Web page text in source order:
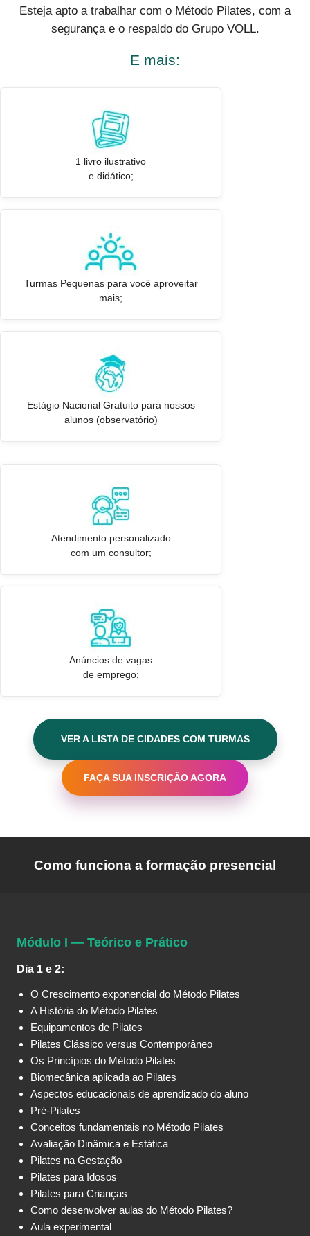
Esteja apto a trabalhar com o Método Pilates, com a
segurança e o respaldo do Grupo VOLL.
E mais:
1 livro ilustrativo
e didático;
Turmas Pequenas para você aproveitar
mais;
Estágio Nacional Gratuito para nossos
alunos (observatório)
Atendimento personalizado
com um consultor;
Anúncios de vagas
de emprego;
VER A LISTA DE CIDADES COM TURMAS
FAÇA SUA INSCRIÇÃO AGORA
Como funciona a formação presencial
Módulo I — Teórico e Prático
Dia 1 e 2:
O Crescimento exponencial do Método Pilates
A História do Método Pilates
Equipamentos de Pilates
Pilates Clássico versus Contemporâneo
Os Princípios do Método Pilates
Biomecânica aplicada ao Pilates
Aspectos educacionais de aprendizado do aluno
Pré-Pilates
Conceitos fundamentais no Método Pilates
Avaliação Dinâmica e Estática
Pilates na Gestação
Pilates para Idosos
Pilates para Crianças
Como desenvolver aulas do Método Pilates?
Aula experimental